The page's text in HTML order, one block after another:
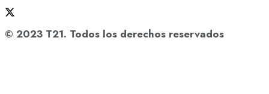
© 2023 T21. Todos los derechos reservados